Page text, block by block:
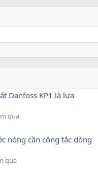
Danfoss KP1 là lựa
qua
nóng cần công tắc dòng
qua